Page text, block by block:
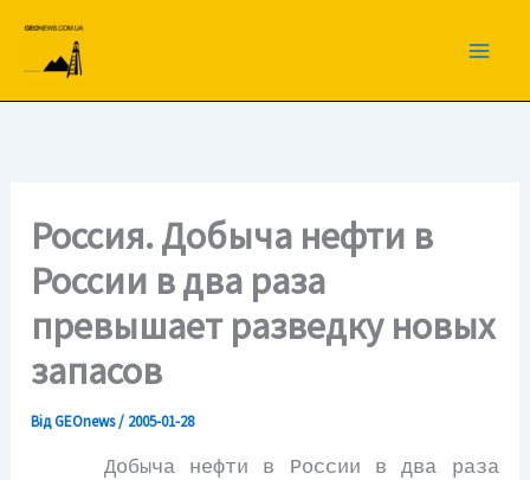
вмісту
Россия. Добыча нефти в
России в два раза
превышает разведку новых
запасов
ВідGEOnews/ 2005-01-28
Добыча нефти в России в два раза